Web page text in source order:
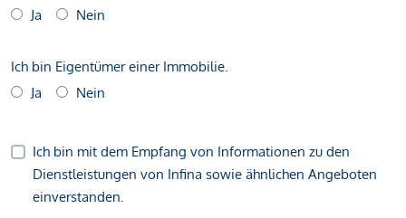
Ja
Nein
Ich bin Eigentümer einer Immobilie.
Ja
Nein
Ich bin mit dem Empfang von Informationen zu den
Dienstleistungen von Infina sowie ähnlichen Angeboten
einverstanden.